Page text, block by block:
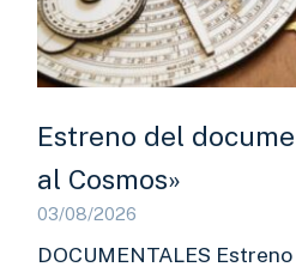
Estreno del
al Cosmos»
03/08/2026
DOCUMENTALES